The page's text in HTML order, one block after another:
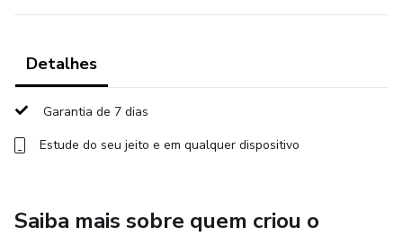
Detalhes
Garantia de 7 dias
Estude do seu jeito e em qualquer dispositivo
Saiba mais sobre quem criou o